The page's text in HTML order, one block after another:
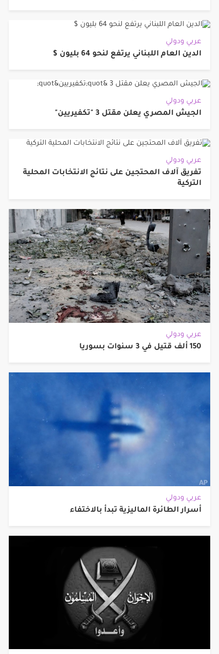
عربي ودولي
الدين العام اللبناني يرتفع لنحو 64 بليون $
عربي ودولي
الجيش المصري يعلن مقتل 3 "تكفيريين"
عربي ودولي
تفريق آلاف المحتجين على نتائج الانتخابات المحلية
التركية
عربي ودولي
150 ألف قتيل في 3 سنوات بسوريا
عربي ودولي
أسرار الطائرة الماليزية تبدأ بالاختفاء